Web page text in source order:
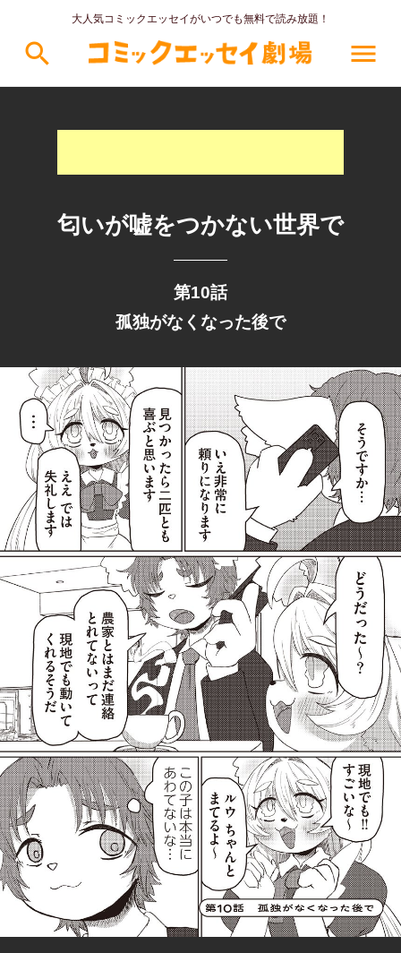
大人気コミックエッセイがいつでも無料で読み放題！
search menu
匂いが嘘をつかない世界で
第10話
孤独がなくなった後で